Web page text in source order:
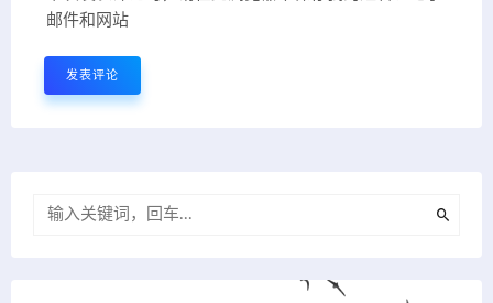
邮件和网站